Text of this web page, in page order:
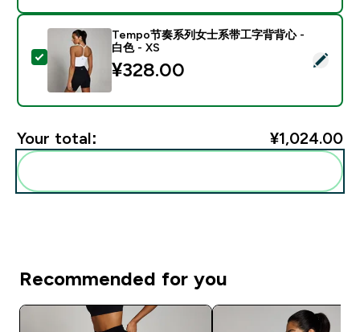
Select this product - Tempo节奏系列女士系带工字背
Tempo节奏系列女士系带工字背背心 -
白色 - XS
¥328.00‎
Your total: ¥1,024.00‎
Recommended for you